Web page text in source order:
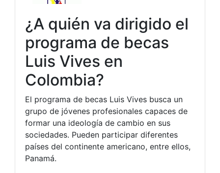
¿A quién va dirigido el
programa de becas
Luis Vives en
Colombia?
El programa de becas Luis Vives busca un
grupo de jóvenes profesionales capaces de
formar una ideología de cambio en sus
sociedades. Pueden participar diferentes
países del continente americano, entre ellos,
Panamá.